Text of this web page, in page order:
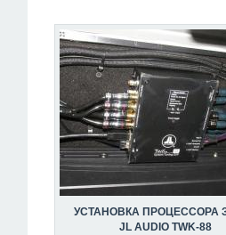
УСТАНОВКА ПРОЦЕССОРА
JL AUDIO TWK-88